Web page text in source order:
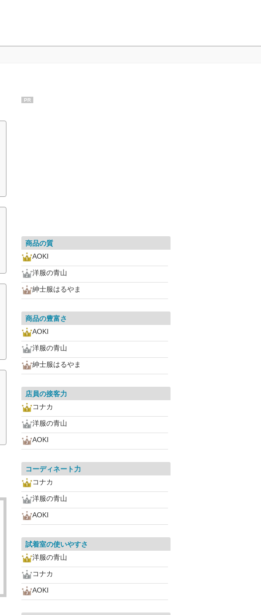
PR
商品の質
AOKI
洋服の青山
紳士服はるやま
商品の豊富さ
AOKI
洋服の青山
紳士服はるやま
店員の接客力
コナカ
洋服の青山
AOKI
コーディネート力
コナカ
洋服の青山
AOKI
試着室の使いやすさ
洋服の青山
コナカ
AOKI